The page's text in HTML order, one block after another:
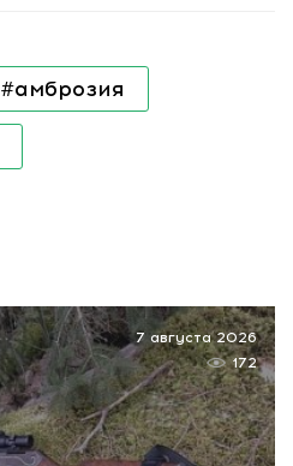
#амброзия
7 августа 2026
172